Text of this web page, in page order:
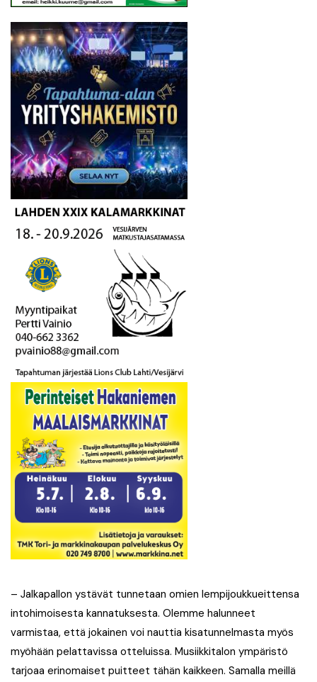
– Jalkapallon ystävät tunnetaan omien lempijoukkueittensa
intohimoisesta kannatuksesta. Olemme halunneet
varmistaa, että jokainen voi nauttia kisatunnelmasta myös
myöhään pelattavissa otteluissa. Musiikkitalon ympäristö
tarjoaa erinomaiset puitteet tähän kaikkeen. Samalla meillä